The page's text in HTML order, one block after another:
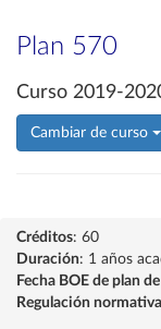
Plan 570
Curso 2019-
Cambiar de curso
Créditos: 60
Duración: 1 años
Fecha BOE de plan
Regulación normativa